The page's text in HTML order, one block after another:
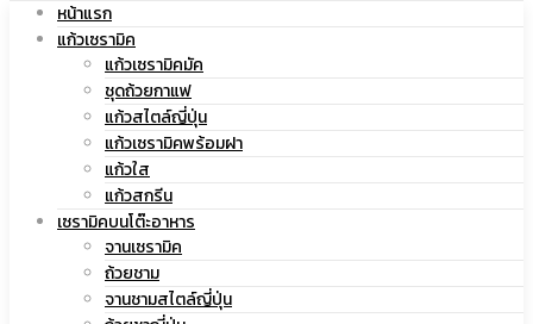
|
เซรามิค
สกรีน
โลโก้
หน้าแรก
แก้วเซรามิค
แก้วเซรามิคมัค
ชุดถ้วยกาแฟ
แก้วสไตล์ญี่ปุ่น
แก้วเซรามิคพร้อมฝา
แก้วใส
แก้วสกรีน
เซรามิคบนโต๊ะอาหาร
จานเซรามิค
ถ้วยชาม
จานชามสไตล์ญี่ปุ่น